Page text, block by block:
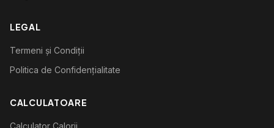
LEGAL
Termeni și Condiții
Politica de Confidențialitate
CALCULATOARE
Calculator Calorii